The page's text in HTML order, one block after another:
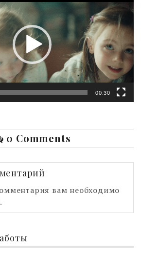
00:30
0 Comments
вам необходимо
.